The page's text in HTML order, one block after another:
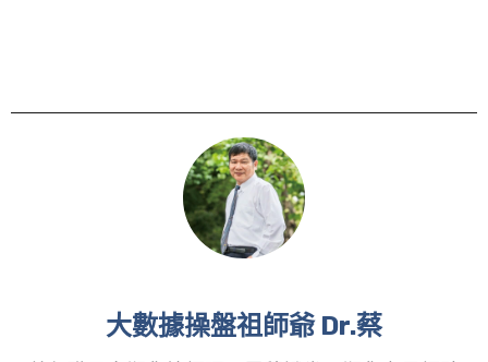
大數據操盤祖師爺 Dr.蔡